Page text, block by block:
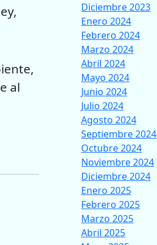
al
Diciembre 2023
Enero 2024
Febrero 2024
Marzo 2024
Abril 2024
Mayo 2024
Junio 2024
Julio 2024
Agosto 2024
Septiembre 2024
Octubre 2024
Noviembre 2024
Diciembre 2024
Enero 2025
Febrero 2025
Marzo 2025
Abril 2025